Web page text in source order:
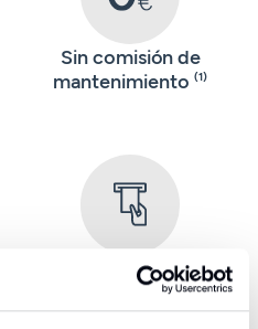
Sin comisión de
mantenimiento (1)
4 disposiciones de
efectivo a débito al mes
gratuitas en cualquier